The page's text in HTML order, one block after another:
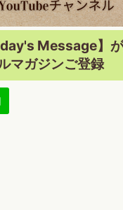
Message】
マガジンご登録